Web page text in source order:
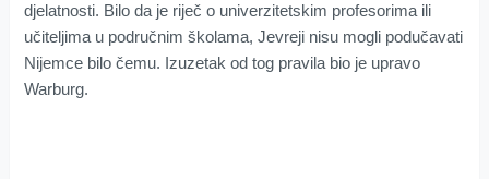
djelatnosti. Bilo da je riječ o univerzitetskim profesorima ili
učiteljima u područnim školama, Jevreji nisu mogli podučavati
Nijemce bilo čemu. Izuzetak od tog pravila bio je upravo
Warburg.